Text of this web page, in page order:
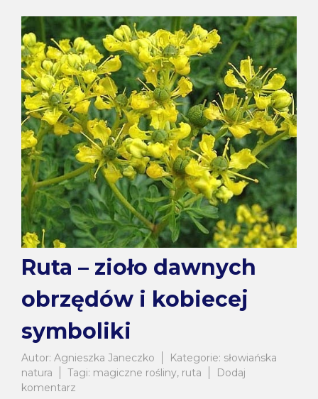
Ruta – zioło dawnych
obrzędów i kobiecej
symboliki
Autor: Agnieszka Janeczko Kategorie: słowiańska
natura
Tagi: magiczne rośliny, ruta
Dodaj
komentarz